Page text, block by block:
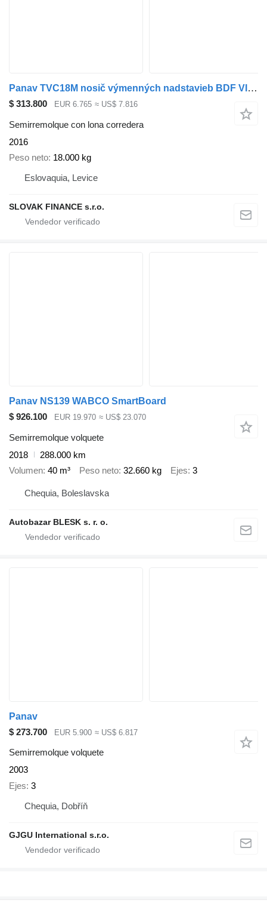
Panav TVC18M nosič výmenných nadstavieb BDF VIN 388
$ 313.800 EUR 6.765 ≈ US$ 7.816
Semirremolque con lona corredera
2016
Peso neto 18.000 kg
Eslovaquia, Levice
SLOVAK FINANCE s.r.o.
Panav NS139 WABCO SmartBoard
$ 926.100
EUR 19.970 ≈ US$ 23.070
Semirremolque volquete
2018
288.000 km
Volumen 40 m³ Peso neto 32.660 kg Ejes 3
Chequia, Boleslavska
Autobazar BLESK s. r. o.
Panav
$ 273.700
EUR 5.900 ≈ US$ 6.817
Semirremolque volquete
2003
Ejes 3
Chequia, Dobříň
GJGU International s.r.o.